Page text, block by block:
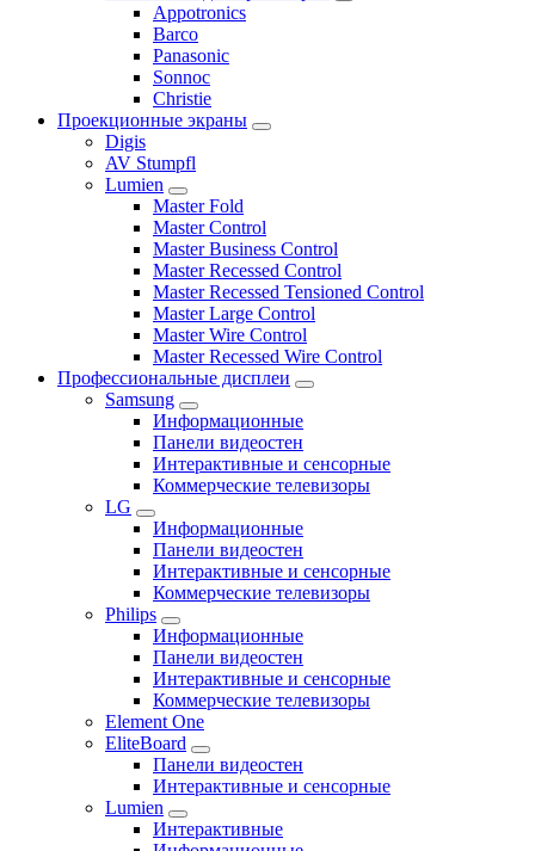
Appotronics
Barco
Panasonic
Sonnoc
Сhristie
Проекционные экраны
Digis
AV Stumpfl
Lumien
Master Fold
Master Control
Master Business Control
Master Recessed Control
Master Recessed Tensioned Control
Master Large Control
Master Wire Control
Master Recessed Wire Control
Профессиональные дисплеи
Samsung
Информационные
Панели видеостен
Интерактивные и сенсорные
Коммерческие телевизоры
LG
Информационные
Панели видеостен
Интерактивные и сенсорные
Коммерческие телевизоры
Philips
Информационные
Панели видеостен
Интерактивные и сенсорные
Коммерческие телевизоры
Element One
EliteBoard
Панели видеостен
Интерактивные и сенсорные
Lumien
Интерактивные